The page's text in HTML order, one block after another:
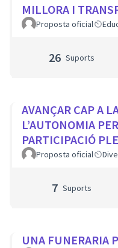
MILLORA I
PER A TOTS ELS
Proposta oficial
26 Suports
AVANÇAR CAP A
L’AUTONOMIA
PARTICIPACIÓ
CIUTAT
Proposta oficial
7 Suports
UNA FUNERARIA